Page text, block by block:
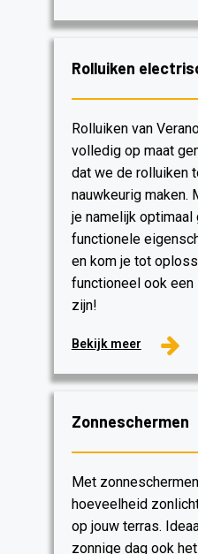
Rolluiken
Rolluiken van
volledig op maat
dat we de rolluiken
nauwkeurig maken.
je namelijk optimaal
functionele
en kom je tot
functioneel ook
zijn!
Bekijk meer
Zonneschermen
Met
hoeveelheid
op jouw terras.
zonnige dag ook